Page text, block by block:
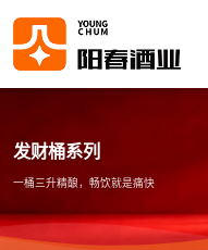
发财桶系列
一桶三升精酿，畅饮就是痛快